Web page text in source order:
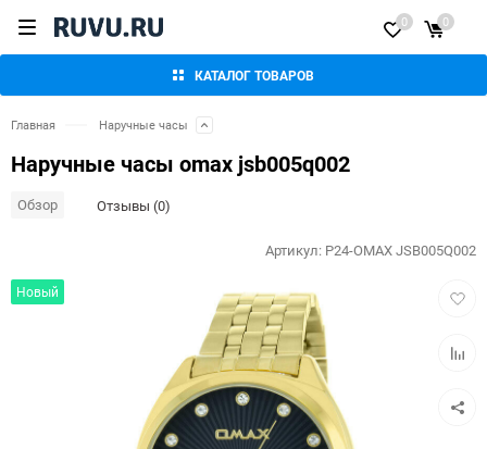
КАТАЛОГ ТОВАРОВ
0 0
Главная Наручные часы
Наручные часы omax jsb005q002
Обзор Отзывы (0)
Новый
Артикул: P24-OMAX JSB005Q002